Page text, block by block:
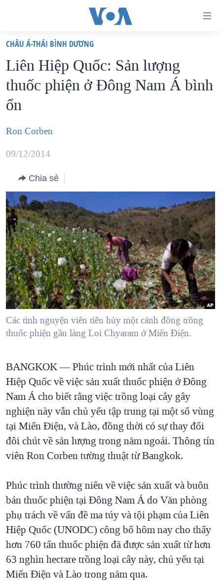
truy
cập
Tới
nội
chính
điều
hướng
chính
Đi
tới
"Tìm"
VIỆT NAM
HOA KỲ
BIỂN ĐÔNG
THẾ GIỚI
DIỄN ĐÀN
MỤC
TỰ DO BÁO CHÍ
VẠCH TRẦN TIN GIẢ
NGƯỜI VIỆT HẢI NGOẠI
ĐỜI SỐNG
KINH TẾ
KHOA HỌC
SỨC KHOẺ
VĂN HOÁ
THỂ THAO
CHUYÊN ĐỀ
CHIẾN TRANH THƯƠNG MẠI CỦA MỸ: QUÁ KHỨ VÀ HIỆN
TẠI
HÀNH TRÌNH BẦU CỬ 2024
MỘT NĂM CHIẾN TRANH TẠI DẢI GAZA
GIẢI MÃ VÀNH ĐAI & CON ĐƯỜNG
NGÀY TỊ NẠN THẾ GIỚI
GROUND ZERO – XƯA VÀ NAY
CÁC GIÁ TRỊ CỘNG HÒA Ở VIỆT NAM
THƯỢNG ĐỈNH TRUMP-KIM TẠI VIỆT NAM
TRỊNH VĨNH BÌNH VS. CHÍNH PHỦ VIỆT NAM
NGƯ DÂN VIỆT VÀ LÀN SÓNG TRỘM HẢI SÂM
BÊN KIA QUỐC LỘ: TIẾNG VỌNG TỪ NÔNG THÔN MỸ
QUAN HỆ VIỆT MỸ
HỌC TIẾNG ANH
VIDEO
NGHE
MẠNG XÃ HỘI
Ngôn ngữ khác
CHÂU Á-THÁI BÌNH DƯƠNG
Liên Hiệp Quốc: Sản lượng
thuốc phiện ở Đông Nam Á bình
ổn
Ron Corben
09/12/2014
Chia sẻ
Các tình nguyện viên tiêu hủy một cánh đồng trồng
thuốc phiện gần làng Loi Chyaram ở Miến Điện.
BANGKOK —Phúc trình mới nhất của Liên
Hiệp Quốc về việc sản xuất thuốc phiện ở Đông
Nam Á cho biết rằng việc trồng loại cây gây
nghiện này vẫn chủ yếu tập trung tại một số vùng
tại Miến Điện, và Lào, đồng thời có sự thay đổi
đôi chút về sản lượng trong năm ngoái. Thông tín
viên Ron Corben tường thuật từ Bangkok.
Phúc trình thường niên về việc sản xuất và buôn
bán thuốc phiện tại Đông Nam Á do Văn phòng
phụ trách về vấn đề ma túy và tội phạm của Liên
Hiệp Quốc (UNODC) công bố hôm nay cho thấy
hơn 760 tấn thuốc phiện đã được sản xuất từ hơn
63 nghìn hectare trồng loại cây này, chủ yếu tại
Miến Điện và Lào trong năm qua.